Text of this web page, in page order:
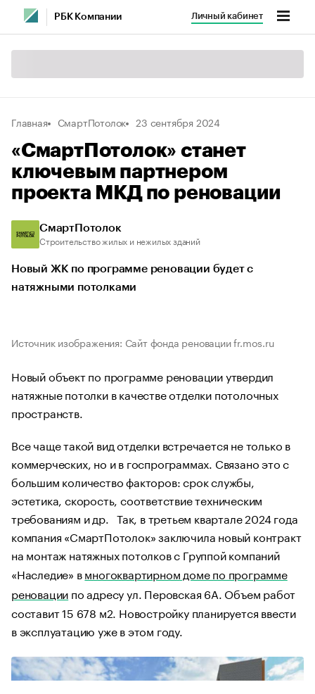
РБК Компании Личный кабинет
Главная СмартПотолок 23 сентября 2024
«СмартПотолок» станет
ключевым партнером
проекта МКД по реновации
СмартПотолок
Строительство жилых и нежилых зданий
Новый ЖК по программе реновации будет с
натяжными потолками
Источник изображения: Сайт фонда реновации fr.mos.ru
Новый объект по программе реновации утвердил
натяжные потолки в качестве отделки потолочных
пространств.
Все чаще такой вид отделки встречается не только в
коммерческих, но и в госпрограммах. Связано это с
большим количество факторов: срок службы,
эстетика, скорость, соответствие техническим
требованиям и др. Так, в третьем квартале 2024 года
компания «СмартПотолок» заключила новый контракт
на монтаж натяжных потолков с Группой компаний
«Наследие» вмногоквартирном доме по программе
реновации по адресу ул. Перовская 6А. Объем работ
составит 15 678 м2. Новостройку планируется ввести
в эксплуатацию уже в этом году.